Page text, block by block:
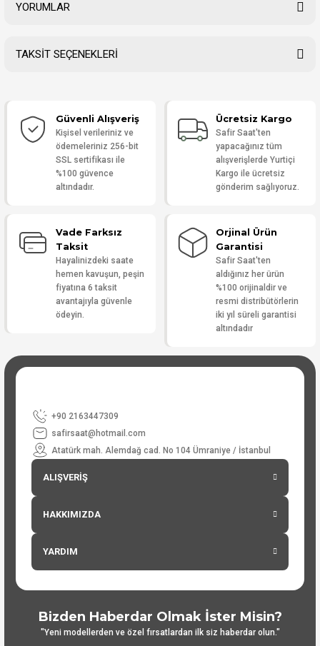
YORUMLAR
Yorum Yaz
TAKSİT SEÇENEKLERİ
Güvenli Alışveriş
Kişisel verileriniz ve
ödemeleriniz 256-bit
SSL sertifikası ile
%100 güvence
altındadır.
Ücretsiz Kargo
Safir Saat'ten
yapacağınız tüm
alışverişlerde Yurtiçi
Kargo ile ücretsiz
gönderim sağlıyoruz.
Vade Farksız
Taksit
Hayalinizdeki saate
hemen kavuşun, peşin
fiyatına 6 taksit
avantajıyla güvenle
ödeyin.
Orjinal Ürün
Garantisi
Safir Saat'ten
aldığınız her ürün
%100 orijinaldir ve
resmi distribütörlerin
iki yıl süreli garantisi
altındadır
+90 2163447309
safirsaat@hotmail.com
Atatürk mah. Alemdağ cad. No 104 Ümraniye / İstanbul
ALIŞVERİŞ
HAKKIMIZDA
YARDIM
Bizden Haberdar Olmak İster Misin?
"Yeni modellerden ve özel fırsatlardan ilk siz haberdar olun."